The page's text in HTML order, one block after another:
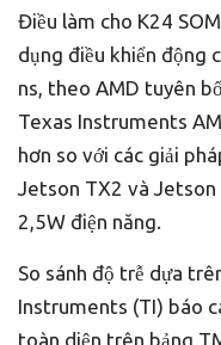
Điều làm cho K24
dụng điều khiển động
ns, theo AMD tuyên
Texas Instruments
hơn so với các giải
Jetson TX2 và
2,5W điện năng.
So sánh độ trễ dựa
Instruments (TI) báo
toàn diện trên bảng